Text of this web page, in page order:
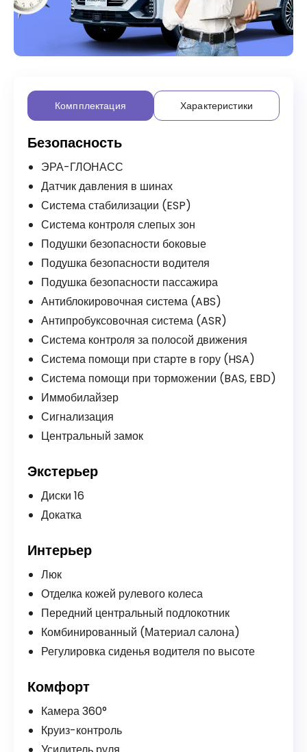
Компплектация Характеристики
Безопасность
ЭРА-ГЛОНАСС
Датчик давления в шинах
Система стабилизации (ESP)
Система контроля слепых зон
Подушки безопасности боковые
Подушка безопасности водителя
Подушка безопасности пассажира
Антиблокировочная система (ABS)
Антипробуксовочная система (ASR)
Система контроля за полосой движения
Система помощи при старте в гору (HSA)
Система помощи при торможении (BAS, EBD)
Иммобилайзер
Сигнализация
Центральный замок
Экстерьер
Диски 16
Докатка
Интерьер
Люк
Отделка кожей рулевого колеса
Передний центральный подлокотник
Комбинированный (Материал салона)
Регулировка сиденья водителя по высоте
Комфорт
Камера 360°
Круиз-контроль